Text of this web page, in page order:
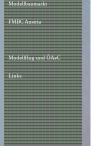
Modellbaumarkt
FMBC Austria
Modellflug und ÖAeC
Links